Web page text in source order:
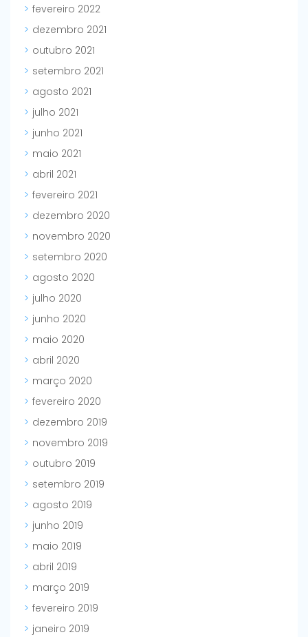
fevereiro 2022
dezembro 2021
outubro 2021
setembro 2021
agosto 2021
julho 2021
junho 2021
maio 2021
abril 2021
fevereiro 2021
dezembro 2020
novembro 2020
setembro 2020
agosto 2020
julho 2020
junho 2020
maio 2020
abril 2020
março 2020
fevereiro 2020
dezembro 2019
novembro 2019
outubro 2019
setembro 2019
agosto 2019
junho 2019
maio 2019
abril 2019
março 2019
fevereiro 2019
janeiro 2019